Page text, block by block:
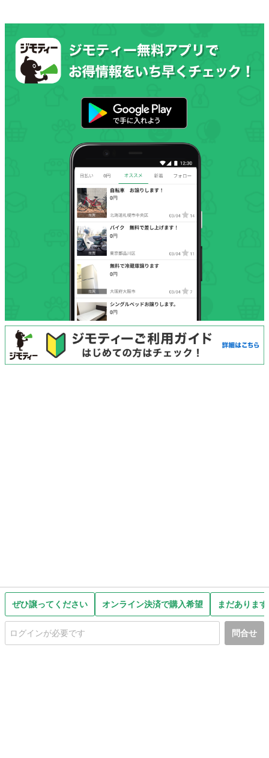
ぜひ譲ってください オンライン決済で購入希望 まだありま
問合せ